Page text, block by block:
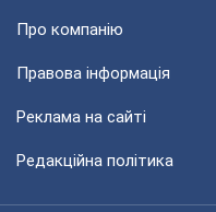
Про компанію
Правова інформація
Реклама на сайті
Редакційна політика